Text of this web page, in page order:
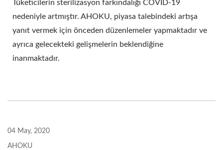
Tüketicilerin sterilizasyon farkındalığı COVID-19
nedeniyle artmıştır. AHOKU, piyasa talebindeki artışa
yanıt vermek için önceden düzenlemeler yapmaktadır ve
ayrıca gelecekteki gelişmelerin beklendiğine
inanmaktadır.
04 May, 2020
AHOKU